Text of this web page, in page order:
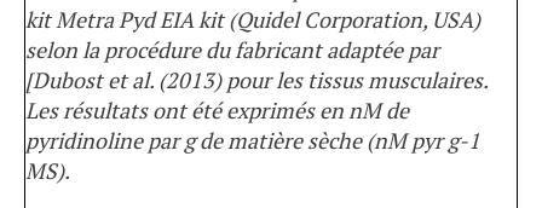
kit Metra Pyd EIA kit (Quidel Corporation, USA)
selon la procédure du fabricant adaptée par
[Dubost et al. (2013) pour les tissus musculaires.
Les résultats ont été exprimés en nM de
pyridinoline par g de matière sèche (nM pyr g-1
MS).